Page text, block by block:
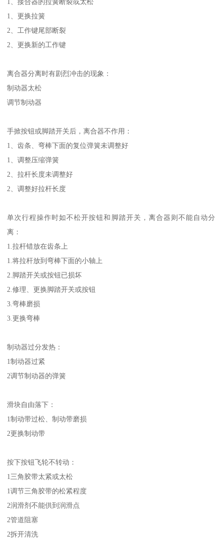
1、更换拉簧
2、工作键尾部断裂
2、更换新的工作键
离合器分离时有剧烈冲击的现象：
制动器太松
调节制动器
手掀按钮或脚踏开关后，离合器不作用：
1、齿条、弯棒下面的复位弹簧未调整好
1、调整压缩弹簧
2、拉杆长度未调整好
2、调整好拉杆长度
单次行程操作时如不松开按钮和脚踏开关，离合器则不能自动分
离：
1.拉杆错放在齿条上
1.将拉杆放到弯棒下面的小轴上
2.脚踏开关或按钮已损坏
2.修理、更换脚踏开关或按钮
3.弯棒磨损
3.更换弯棒
制动器过分发热：
1制动器过紧
2调节制动器的弹簧
滑块自由落下：
1制动带过松、制动带磨损
2更换制动带
按下按钮飞轮不转动：
1三角胶带太紧或太松
1调节三角胶带的松紧程度
2润滑剂不能供到润滑点
2管道阻塞
2拆开清洗